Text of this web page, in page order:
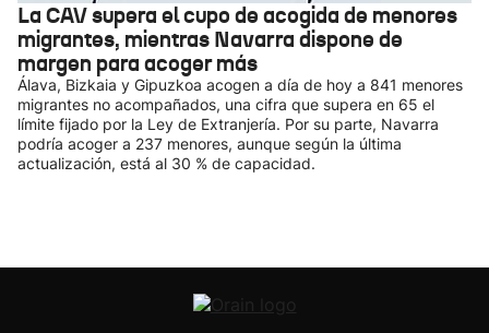
La CAV supera el cupo de acogida de menores
migrantes, mientras Navarra dispone de
margen para acoger más
Álava, Bizkaia y Gipuzkoa acogen a día de hoy a 841 menores
migrantes no acompañados, una cifra que supera en 65 el
límite fijado por la Ley de Extranjería. Por su parte, Navarra
podría acoger a 237 menores, aunque según la última
actualización, está al 30 % de capacidad.